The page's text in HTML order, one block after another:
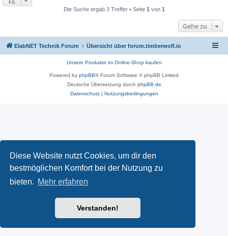
Diese Website nutzt Cookies, um dir den
bestmöglichen Komfort bei der Nutzung zu
bieten. Mehr erfahren
Verstanden!
Die Suche ergab 3 Treffer • Seite 1 von 1
Gehe zu
ElabNET Technik Forum Übersicht über forum.timberwolf.io
Unsere Produkte im Online-Shop kaufen
Powered by phpBB® Forum Software © phpBB Limited
Deutsche Übersetzung durch phpBB.de
Datenschutz| Nutzungsbedingungen